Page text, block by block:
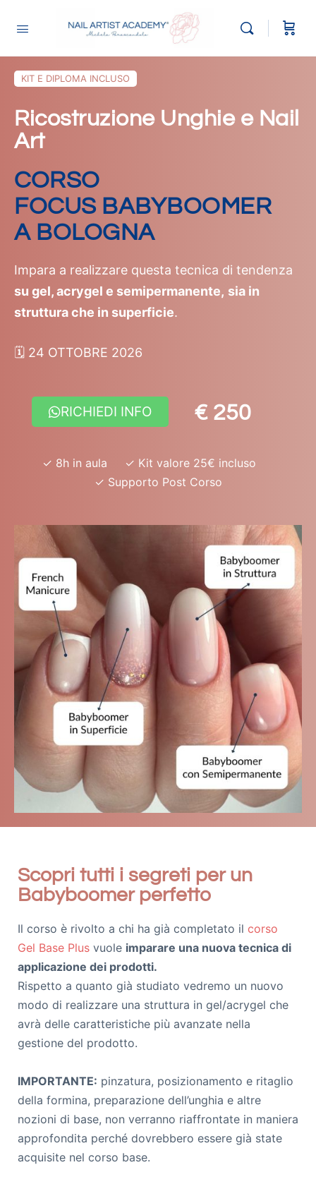
KIT E DIPLOMA INCLUSO
Ricostruzione Unghie e Nail
Art
CORSO
FOCUS BABYBOOMER
A BOLOGNA
Impara a realizzare questa tecnica di tendenza
su gel, acrygel e semipermanente, sia in
struttura che in superficie.
🗓️ 24 OTTOBRE 2026
RICHIEDI INFO € 250
✓ 8h in aula ✓ Kit valore 25€ incluso
✓ Supporto Post Corso
Scopri tutti i segreti per un
Babyboomer perfetto
Il corso è rivolto a chi ha già completato il corso
Gel Base Plus vuole imparare una nuova tecnica di
applicazione dei prodotti.
Rispetto a quanto già studiato vedremo un nuovo
modo di realizzare una struttura in gel/acrygel che
avrà delle caratteristiche più avanzate nella
gestione del prodotto.
IMPORTANTE: pinzatura, posizionamento e ritaglio
della formina, preparazione dell’unghia e altre
nozioni di base, non verranno riaffrontate in maniera
approfondita perché dovrebbero essere già state
acquisite nel corso base.